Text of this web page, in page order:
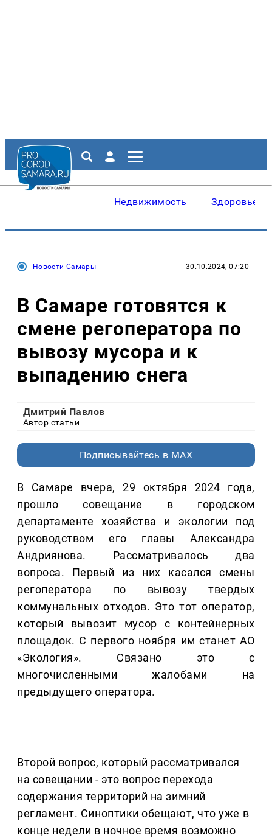
Недвижимость Здоровье
Новости Самары 30.10.2024, 07:20
В Самаре готовятся к
смене регоператора по
вывозу мусора и к
выпадению снега
Дмитрий Павлов
Автор статьи
Подписывайтесь в MAX
В Самаре вчера, 29 октября 2024 года,
прошло совещание в городском
департаменте хозяйства и экологии под
руководством его главы Александра
Андриянова. Рассматривалось два
вопроса. Первый из них касался смены
регоператора по вывозу твердых
коммунальных отходов. Это тот оператор,
который вывозит мусор с контейнерных
площадок. С первого ноября им станет АО
«Экология». Связано это с
многочисленными жалобами на
предыдущего оператора.
Второй вопрос, который рассматривался
на совещании - это вопрос перехода
содержания территорий на зимний
регламент. Синоптики обещают, что уже в
конце недели в ночное время возможно